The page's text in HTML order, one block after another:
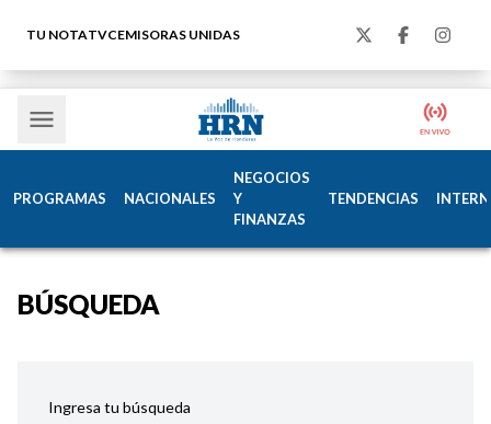
TU NOTATVCEMISORAS UNIDAS
PROGRAMAS NACIONALES
NEGOCIOS
Y
FINANZAS
TENDENCIAS
BÚSQUEDA
Ingresa tu búsqueda